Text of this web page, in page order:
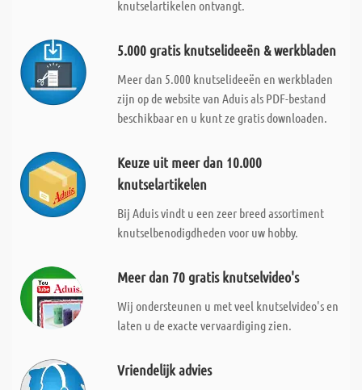
knutselartikelen ontvangt.
5.000 gratis knutselideeën & werkbladen
Meer dan 5.000 knutselideeën en werkbladen
zijn op de website van Aduis als PDF-bestand
beschikbaar en u kunt ze gratis downloaden.
Keuze uit meer dan 10.000
knutselartikelen
Bij Aduis vindt u een zeer breed assortiment
knutselbenodigdheden voor uw hobby.
Meer dan 70 gratis knutselvideo's
Wij ondersteunen u met veel knutselvideo's en
laten u de exacte vervaardiging zien.
Vriendelijk advies